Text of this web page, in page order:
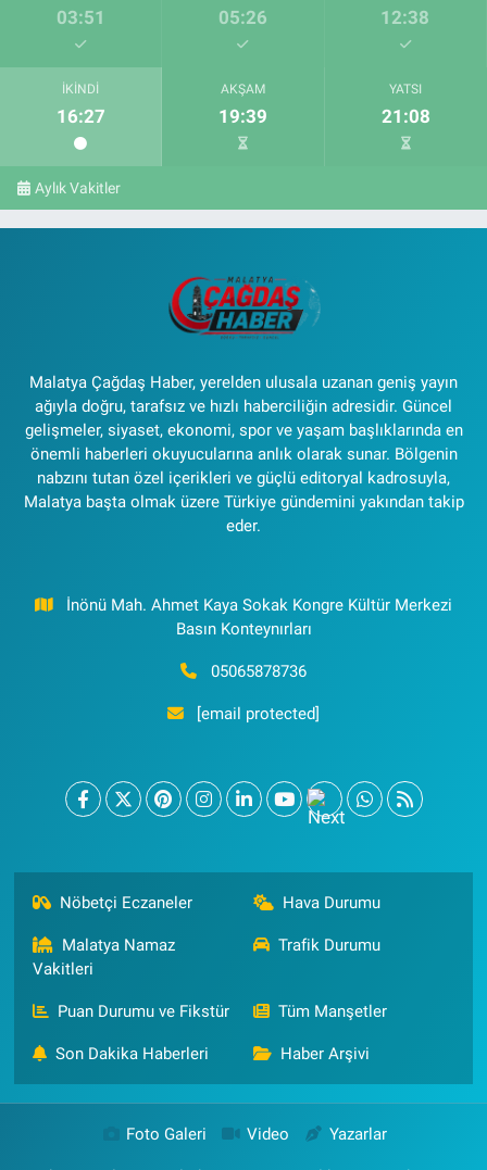
03:51 05:26 12:38
İKINDI
16:27
AKŞAM
19:39
YATSI
21:08
Aylık Vakitler
Malatya Çağdaş Haber, yerelden ulusala uzanan geniş yayın
ağıyla doğru, tarafsız ve hızlı haberciliğin adresidir. Güncel
gelişmeler, siyaset, ekonomi, spor ve yaşam başlıklarında en
önemli haberleri okuyucularına anlık olarak sunar. Bölgenin
nabzını tutan özel içerikleri ve güçlü editoryal kadrosuyla,
Malatya başta olmak üzere Türkiye gündemini yakından takip
eder.
İnönü Mah. Ahmet Kaya Sokak Kongre Kültür Merkezi
Basın Konteynırları
05065878736
[email protected]
Nöbetçi Eczaneler Hava Durumu
Malatya Namaz
Vakitleri
Trafik Durumu
Puan Durumu ve Fikstür Tüm Manşetler
Son Dakika Haberleri Haber Arşivi
Foto Galeri Video Yazarlar